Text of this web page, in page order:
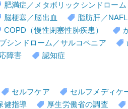
肥満症／メタボリックシンドローム
脳梗塞／脳出血
脂肪肝／
COPD（慢性閉塞性肺疾患）
シンドローム／サルコペニア
障害
認知症
セルフケア
セルフメディケ
健指導
厚生労働省の調査